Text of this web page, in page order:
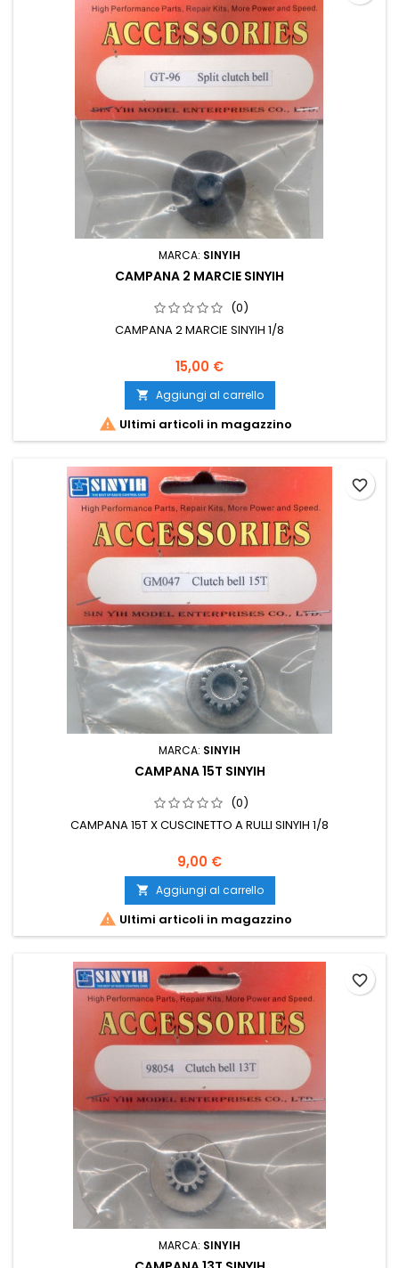
MARCA: SINYIH
CAMPANA 2 MARCIE SINYIH
(0)
CAMPANA 2 MARCIE SINYIH 1/8
15,00 €
 Aggiungi al carrello
 Ultimi articoli in magazzino
MARCA: SINYIH
CAMPANA 15T SINYIH
(0)
CAMPANA 15T X CUSCINETTO A RULLI SINYIH 1/8
9,00 €
 Aggiungi al carrello
 Ultimi articoli in magazzino
favorite_border
MARCA: SINYIH
favorite_border